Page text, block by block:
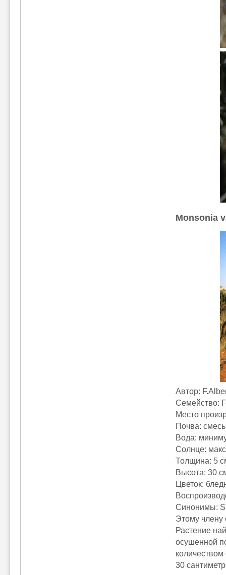
Monsonia
Автор:
Семейство:
Место
Почва: смесь
Вода:
Солнце:
Толщина: 5
Высота: 30
Цветок:
Синонимы:
Этому члену
Растение
осушенной
30